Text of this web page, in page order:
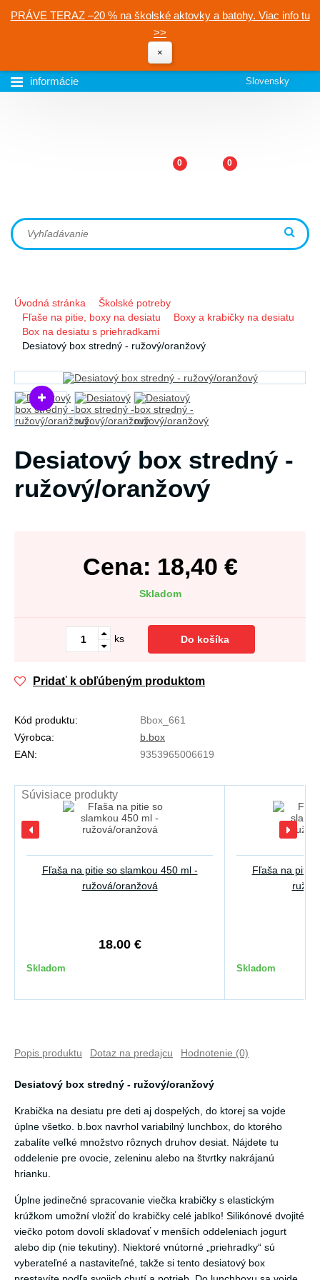
PRÁVE TERAZ –20 % na školské aktovky a batohy. Viac info tu
>>
×
informácie Slovensky
0 0
Úvodná stránka
Školské potreby
Fľaše na pitie, boxy na desiatu
Boxy a krabičky na desiatu
Box na desiatu s priehradkami
Desiatový box stredný - ružový/oranžový
Desiatový box stredný -
ružový/oranžový
Cena: 18,40 €
Skladom
ks Do košíka
Pridať k obľúbeným produktom
Kód produktu:
Bbox_661
Výrobca:
b.box
EAN:
9353965006619
Súvisiace produkty
Fľaša na pitie so slamkou 450 ml -
ružová/oranžová
18.00 €
Skladom
Fľaša na pitie
Skladom
Popis produktu Dotaz na predajcu Hodnotenie (0)
Desiatový box stredný - ružový/oranžový
Krabička na desiatu pre deti aj dospelých, do ktorej sa vojde
úplne všetko. b.box navrhol variabilný lunchbox, do ktorého
zabalíte veľké množstvo rôznych druhov desiat. Nájdete tu
oddelenie pre ovocie, zeleninu alebo na štvrtky nakrájanú
hrianku.
Úplne jedinečné spracovanie viečka krabičky s elastickým
krúžkom umožní vložiť do krabičky celé jablko! Silikónové dvojité
viečko potom dovolí skladovať v menších oddeleniach jogurt
alebo dip (nie tekutiny). Niektoré vnútorné „priehradky“ sú
vyberateľné a nastaviteľné, takže si tento desiatový box